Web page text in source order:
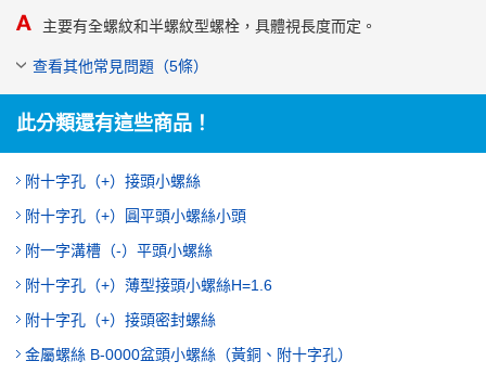
主要有全螺紋和半螺紋型螺栓，具體視長度而定。
查看其他常見問題（5條）
此分類還有這些商品！
附十字孔（+）接頭小螺絲
附十字孔（+）圓平頭小螺絲小頭
附一字溝槽（-）平頭小螺絲
附十字孔（+）薄型接頭小螺絲H=1.6
附十字孔（+）接頭密封螺絲
金屬螺絲 B-0000盆頭小螺絲（黃銅、附十字孔）